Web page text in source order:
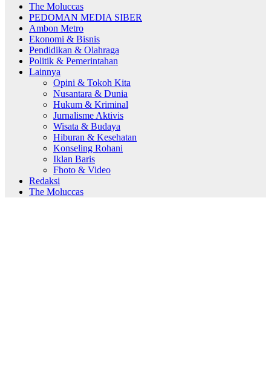
The Moluccas
PEDOMAN MEDIA SIBER
Ambon Metro
Ekonomi & Bisnis
Pendidikan & Olahraga
Politik & Pemerintahan
Lainnya
Opini & Tokoh Kita
Nusantara & Dunia
Hukum & Kriminal
Jurnalisme Aktivis
Wisata & Budaya
Hiburan & Kesehatan
Konseling Rohani
Iklan Baris
Fhoto & Video
Redaksi
The Moluccas